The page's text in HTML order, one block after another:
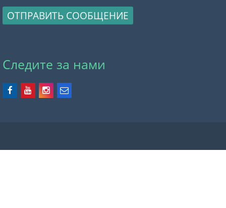
ОТПРАВИТЬ СООБЩЕНИЕ
Следите за нами